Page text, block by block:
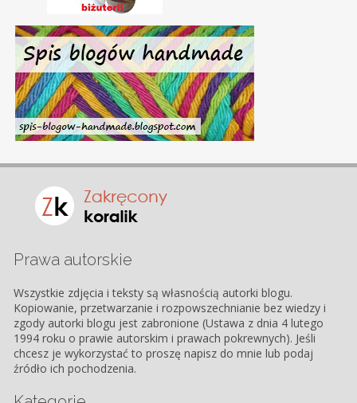
Prawa autorskie
Wszystkie zdjęcia i teksty są własnością autorki blogu.
Kopiowanie, przetwarzanie i rozpowszechnianie bez wiedzy i
zgody autorki blogu jest zabronione (Ustawa z dnia 4 lutego
1994 roku o prawie autorskim i prawach pokrewnych). Jeśli
chcesz je wykorzystać to proszę napisz do mnie lub podaj
źródło ich pochodzenia.